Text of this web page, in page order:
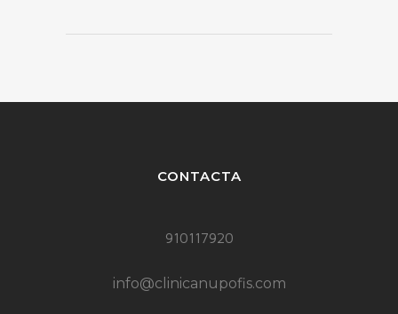
CONTACTA
910117920
info@clinicanupofis.com